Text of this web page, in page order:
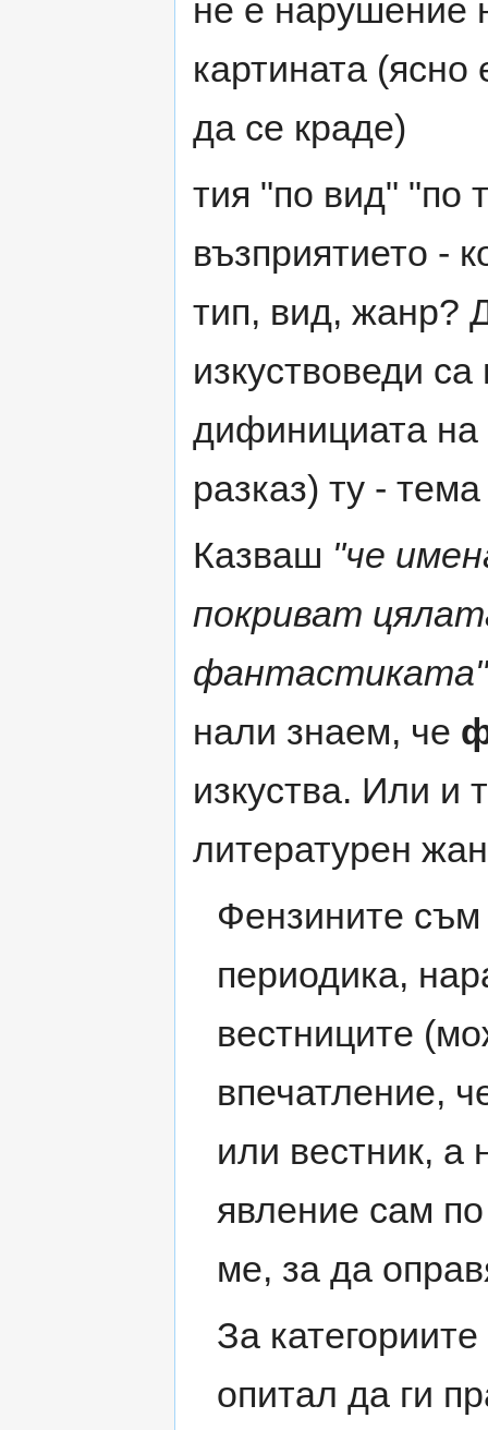
не е нарушение
картината
да се краде)
тия "по вид" "по
възприятието -
тип, вид, жанр?
изкуствоведи
дифинициата
разказ) ту -
Казваш "че
покриват
фантастиката"
нали знаем, че
изкуства. Или и
литературен
Фензините
периодика,
вестниците
впечатление,
или вестник, а
явление сам
ме, за да
За
опитал да ги